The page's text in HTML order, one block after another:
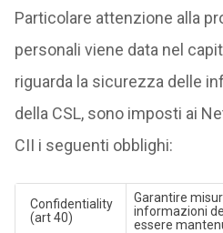
Particolare attenzione alla
personali viene data nel
riguarda la sicurezza delle
della CSL, sono imposti ai
CII i seguenti obblighi:
Confidentiality
(art 40)
Garantire
informazioni
essere